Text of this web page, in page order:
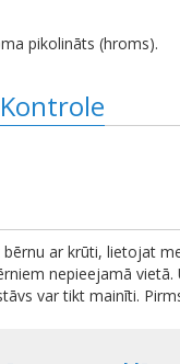
pikolināts (hroms).
ar krūti, lietojat
nepieejamā vietā.
var tikt mainīti.